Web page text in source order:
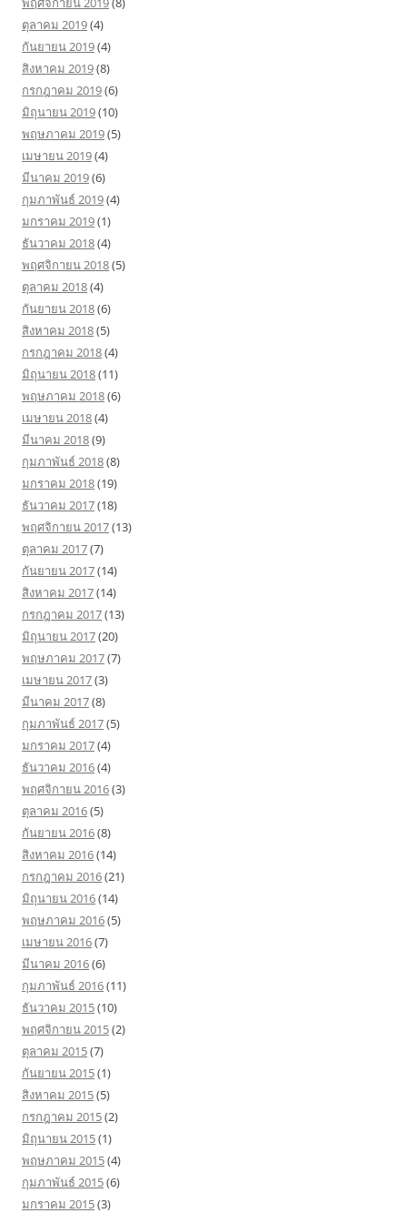
ตุลาคม 2019(4)
กันยายน 2019(4)
สิงหาคม 2019(8)
กรกฎาคม 2019(6)
มิถุนายน 2019(10)
พฤษภาคม 2019(5)
เมษายน 2019(4)
มีนาคม 2019(6)
กุมภาพันธ์ 2019(4)
มกราคม 2019(1)
ธันวาคม 2018(4)
พฤศจิกายน 2018(5)
ตุลาคม 2018(4)
กันยายน 2018(6)
สิงหาคม 2018(5)
กรกฎาคม 2018(4)
มิถุนายน 2018(11)
พฤษภาคม 2018(6)
เมษายน 2018(4)
มีนาคม 2018(9)
กุมภาพันธ์ 2018(8)
มกราคม 2018(19)
ธันวาคม 2017(18)
พฤศจิกายน 2017(13)
ตุลาคม 2017(7)
กันยายน 2017(14)
สิงหาคม 2017(14)
กรกฎาคม 2017(13)
มิถุนายน 2017(20)
พฤษภาคม 2017(7)
เมษายน 2017(3)
มีนาคม 2017(8)
กุมภาพันธ์ 2017(5)
มกราคม 2017(4)
ธันวาคม 2016(4)
พฤศจิกายน 2016(3)
ตุลาคม 2016(5)
กันยายน 2016(8)
สิงหาคม 2016(14)
กรกฎาคม 2016(21)
มิถุนายน 2016(14)
พฤษภาคม 2016(5)
เมษายน 2016(7)
มีนาคม 2016(6)
กุมภาพันธ์ 2016(11)
ธันวาคม 2015(10)
พฤศจิกายน 2015(2)
ตุลาคม 2015(7)
กันยายน 2015(1)
สิงหาคม 2015(5)
กรกฎาคม 2015(2)
มิถุนายน 2015(1)
พฤษภาคม 2015(4)
กุมภาพันธ์ 2015(6)
มกราคม 2015(3)